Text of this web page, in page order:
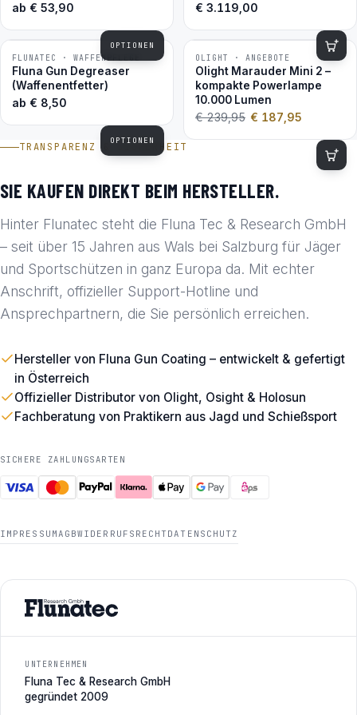
ab € 53,90
OPTIONEN
€ 3.119,00
BESTSELLER
FLUNATEC · WAFFENPFLEGE
Fluna Gun Degreaser
(Waffenentfetter)
ab € 8,50
OPTIONEN
−22 %
OLIGHT · ANGEBOTE
Olight Marauder Mini 2 –
kompakte Powerlampe
10.000 Lumen
€239,95 € 187,95
TRANSPARENZ & SICHERHEIT
SIE KAUFEN DIREKT BEIM HERSTELLER.
Hinter Flunatec steht die Fluna Tec & Research GmbH
– seit über 15 Jahren aus Wals bei Salzburg für Jäger
und Sportschützen in ganz Europa da. Mit echter
Anschrift, offizieller Support-Hotline und
Ansprechpartnern, die Sie persönlich erreichen.
Hersteller von Fluna Gun Coating – entwickelt & gefertigt
in Österreich
Offizieller Distributor von Olight, Osight & Holosun
Fachberatung von Praktikern aus Jagd und Schießsport
SICHERE ZAHLUNGSARTEN
IMPRESSUM AGBWIDERRUFSRECHT DATENSCHUTZ
UNTERNEHMEN
Fluna Tec & Research GmbH
gegründet 2009